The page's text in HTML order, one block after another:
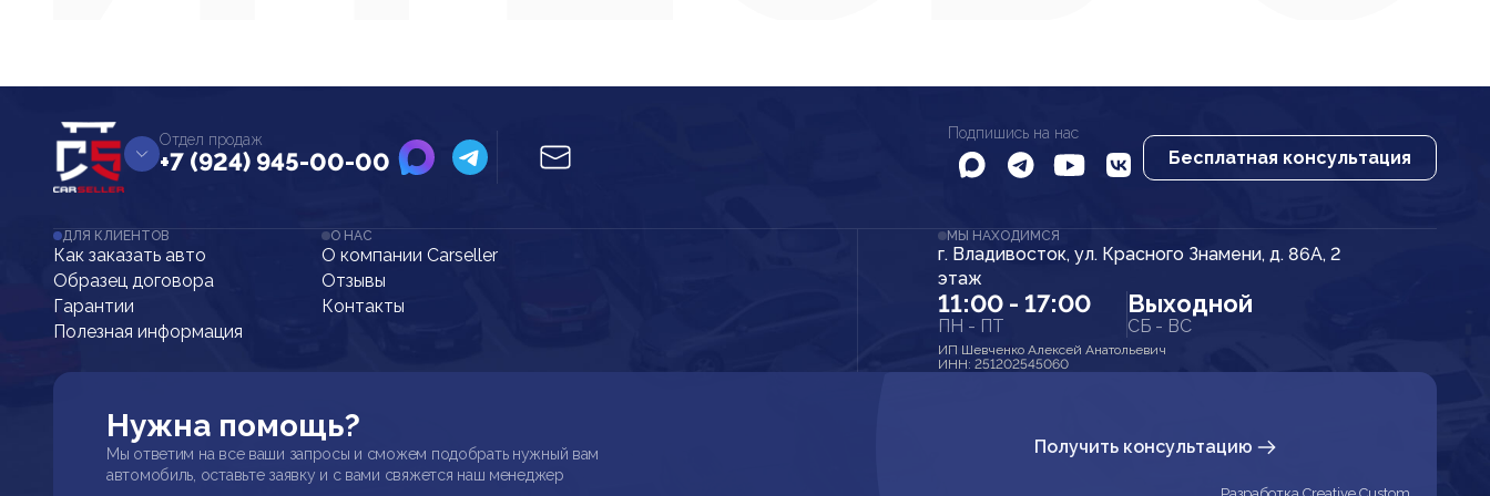
Отдел продаж
+7 (924) 945-00-00
Подпишись на нас
Бесплатная консультация
ДЛЯ КЛИЕНТОВ
Как заказать авто
Образец договора
Гарантии
Полезная информация
О НАС
О компании Carseller
Отзывы
Контакты
МЫ НАХОДИМСЯ
г. Владивосток, ул. Красного Знамени, д. 86А, 2
этаж
11:00 - 17:00
ПН - ПТ
Выходной
СБ - ВС
ИП Шевченко Алексей Анатольевич
ИНН: 251202545060
Нужна помощь?
Мы ответим на все ваши запросы и сможем подобрать нужный вам
автомобиль, оставьте заявку и с вами свяжется наш менеджер
Получить консультацию